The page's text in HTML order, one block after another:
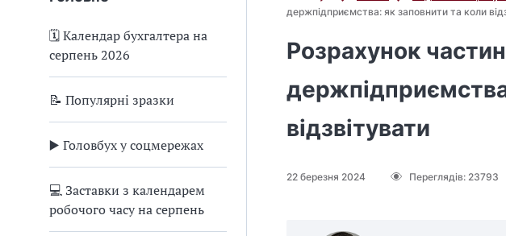
🗓️ Календар бухгалтера на
серпень 2026
📝 Популярні зразки
▶️ Головбух у соцмережах
💻 Заставки з календарем
робочого часу на серпень
держпідприємства: як заповнити та коли
Розрахунок
відзвітувати
22 березня 2024 Переглядів: 23793